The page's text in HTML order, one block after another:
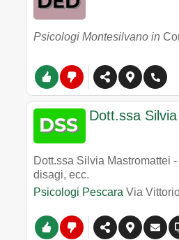
Psicologi Montesilvano in
Dott.ssa
Dott.ssa Silvia Mastromattei
disagi, ecc.
Psicologi Pescara Via